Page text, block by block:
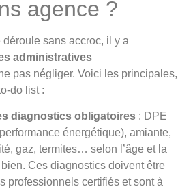
agence ?
sans accroc, il y a
administratives
pas négliger. Voici les principales,
do list :
diagnostics obligatoires : DPE
énergétique), amiante,
gaz, termites… selon l’âge et la
Ces diagnostics doivent être
professionnels certifiés et sont à